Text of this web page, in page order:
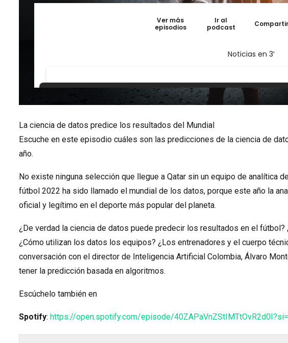
La ciencia de datos predice los resultados del Mundial
Escuche en este episodio cuáles son las predicciones de la ciencia de
año.
No existe ninguna selección que llegue a Qatar sin un equipo de analítica
fútbol 2022 ha sido llamado el mundial de los datos, porque este año la
oficial y legítimo en el deporte más popular del planeta.
¿De verdad la ciencia de datos puede predecir los resultados en el
¿Cómo utilizan los datos los equipos? ¿Los entrenadores y el cuerpo
conversación con el director de Inteligencia Artificial Colombia, Álvaro
tener la predicción basada en algoritmos.
Escúchelo también en
Spotify: https://open.spotify.com/episode/